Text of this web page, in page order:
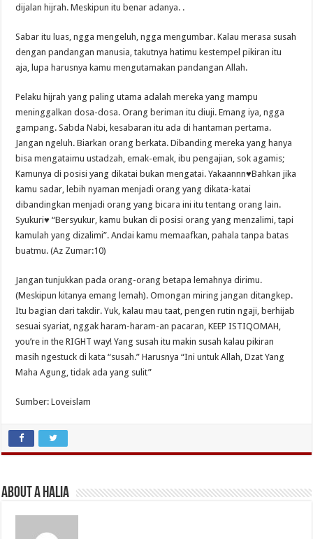
dijalan hijrah. Meskipun itu benar adanya. .
Sabar itu luas, ngga mengeluh, ngga mengumbar. Kalau merasa susah
dengan pandangan manusia, takutnya hatimu kestempel pikiran itu
aja, lupa harusnya kamu mengutamakan pandangan Allah.
Pelaku hijrah yang paling utama adalah mereka yang mampu
meninggalkan dosa-dosa. Orang beriman itu diuji. Emang iya, ngga
gampang. Sabda Nabi, kesabaran itu ada di hantaman pertama.
Jangan ngeluh. Biarkan orang berkata. Dibanding mereka yang hanya
bisa mengataimu ustadzah, emak-emak, ibu pengajian, sok agamis;
Kamunya di posisi yang dikatai bukan mengatai. Yakaannn♥Bahkan jika
kamu sadar, lebih nyaman menjadi orang yang dikata-katai
dibandingkan menjadi orang yang bicara ini itu tentang orang lain.
Syukuri♥ “Bersyukur, kamu bukan di posisi orang yang menzalimi, tapi
kamulah yang dizalimi”. Andai kamu memaafkan, pahala tanpa batas
buatmu. (Az Zumar:10)
Jangan tunjukkan pada orang-orang betapa lemahnya dirimu.
(Meskipun kitanya emang lemah). Omongan miring jangan ditangkep.
Itu bagian dari takdir. Yuk, kalau mau taat, pengen rutin ngaji, berhijab
sesuai syariat, nggak haram-haram-an pacaran, KEEP ISTIQOMAH,
you’re in the RIGHT way! Yang susah itu makin susah kalau pikiran
masih ngestuck di kata “susah.” Harusnya “Ini untuk Allah, Dzat Yang
Maha Agung, tidak ada yang sulit”
Sumber: Loveislam
About A Halia